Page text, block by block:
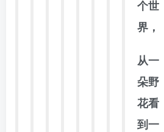
个世
界，
从一
朵野
花看
到一